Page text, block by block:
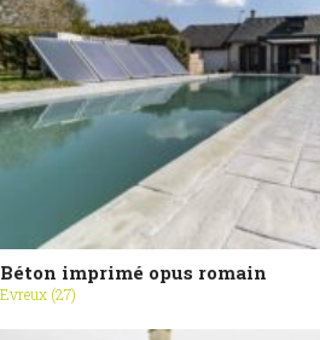
Béton imprimé opus romain
Evreux (27)